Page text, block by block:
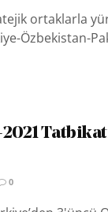
ortaklarla
Özbekistan-
0